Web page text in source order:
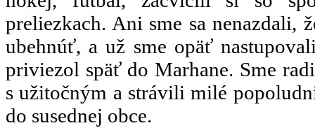
preliezkach. Ani sme sa nenazdali,
ubehnúť, a už sme opäť
priviezol späť do Marhane. Sme
s užitočným a strávili milé
do susednej obce.